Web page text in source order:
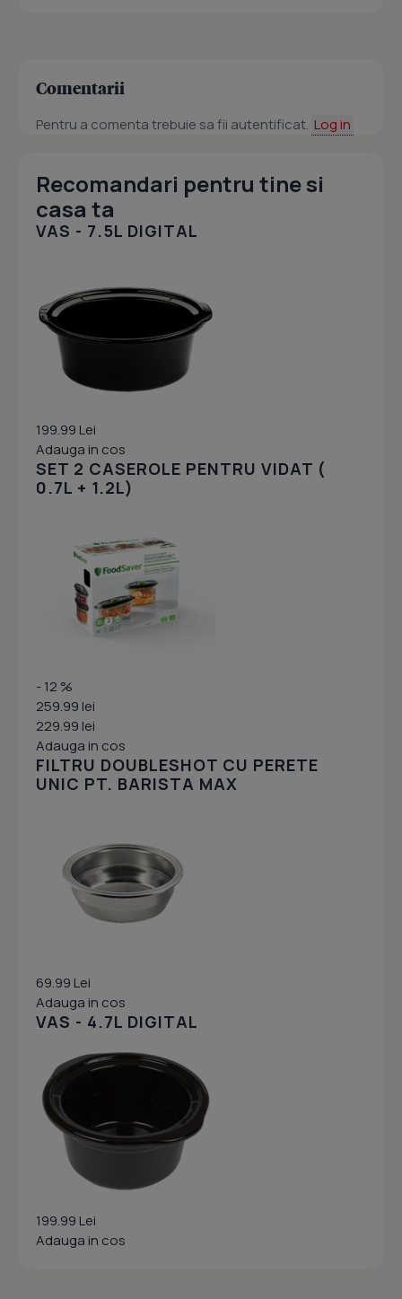
Comentarii
Pentru a comenta trebuie sa fii autentificat. Log in
Recomandari pentru tine si
casa ta
VAS - 7.5L DIGITAL
199.99 Lei
Adauga in cos
SET 2 CASEROLE PENTRU VIDAT (
0.7L + 1.2L)
- 12 %
259.99 lei
229.99 lei
Adauga in cos
FILTRU DOUBLESHOT CU PERETE
UNIC PT. BARISTA MAX
69.99 Lei
Adauga in cos
VAS - 4.7L DIGITAL
199.99 Lei
Adauga in cos